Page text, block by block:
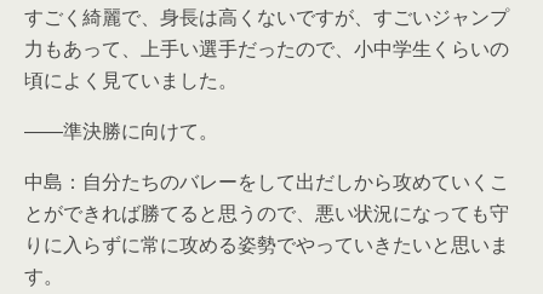
すごく綺麗で、身長は高くないですが、すごいジャンプ
力もあって、上手い選手だったので、小中学生くらいの
頃によく見ていました。
――準決勝に向けて。
中島：自分たちのバレーをして出だしから攻めていくこ
とができれば勝てると思うので、悪い状況になっても守
りに入らずに常に攻める姿勢でやっていきたいと思いま
す。